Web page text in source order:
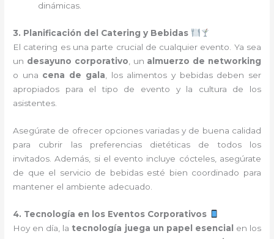
dinámicas.
3. Planificación del Catering y Bebidas
El catering es una parte crucial de cualquier evento. Ya sea
un desayuno corporativo , un almuerzo de networking
o una cena de gala , los alimentos y bebidas deben ser
apropiados para el tipo de evento y la cultura de los
asistentes.
Asegúrate de ofrecer opciones variadas y de buena calidad
para cubrir las preferencias dietéticas de todos los
invitados. Además, si el evento incluye cócteles, asegúrate
de que el servicio de bebidas esté bien coordinado para
mantener el ambiente adecuado.
4. Tecnología en los Eventos Corporativos
Hoy en día, la tecnología juega un papel esencial
en los